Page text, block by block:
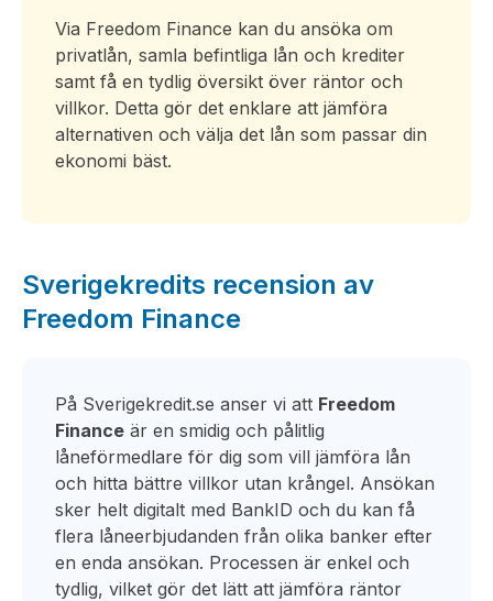
Via Freedom Finance kan du ansöka om
privatlån, samla befintliga lån och krediter
samt få en tydlig översikt över räntor och
villkor. Detta gör det enklare att jämföra
alternativen och välja det lån som passar din
ekonomi bäst.
Sverigekredits recension av
Freedom Finance
På Sverigekredit.se anser vi att Freedom
Finance är en smidig och pålitlig
låneförmedlare för dig som vill jämföra lån
och hitta bättre villkor utan krångel. Ansökan
sker helt digitalt med BankID och du kan få
flera låneerbjudanden från olika banker efter
en enda ansökan. Processen är enkel och
tydlig, vilket gör det lätt att jämföra räntor